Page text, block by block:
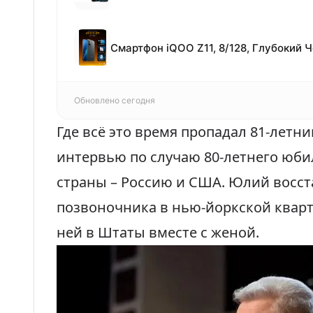
Обновлено сегодня
Где всё это время пропадал 81-
интервью по случаю 80-летнего
страны – Россию и США. Юлий
позвоночника в нью-йоркской
ней в Штаты вместе с женой.